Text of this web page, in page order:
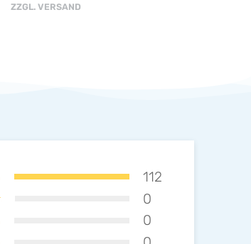
ZZGL. VERSAND
112
0
0